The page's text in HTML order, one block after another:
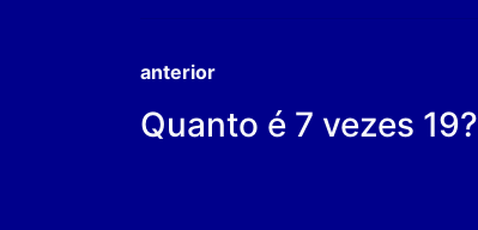
anterior
Quanto é 7 vezes 19?